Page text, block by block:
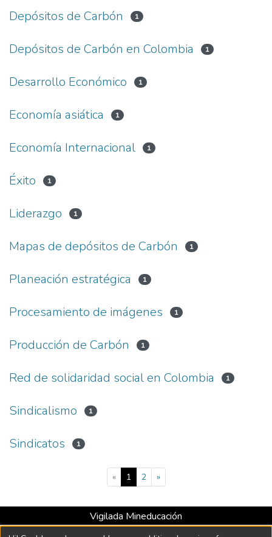
Depósitos de Carbón 1
Depósitos de Carbón en Colombia 1
Desarrollo Económico 1
Economía asiática 1
Economía Internacional 1
Éxito 1
Liderazgo 1
Mapas de depósitos de Carbón 1
Planeación estratégica 1
Procesamiento de imágenes 1
Producción de Carbón 1
Red de solidaridad social en Colombia 1
Sindicalismo 1
Sindicatos 1
« 1(current)
2 »
Vigilada Mineducación
Universidad con Acreditación Institucional hasta 2026 -